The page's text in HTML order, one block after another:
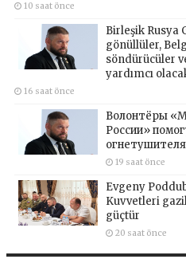
10 saat önce
Birleşik Rusya
gönüllüler,
söndürücüler
yardımcı
16 saat önce
Волонтёры
России»
19 saat önce
Evgeny
Kuvvetleri
güçtür
20 saat önce